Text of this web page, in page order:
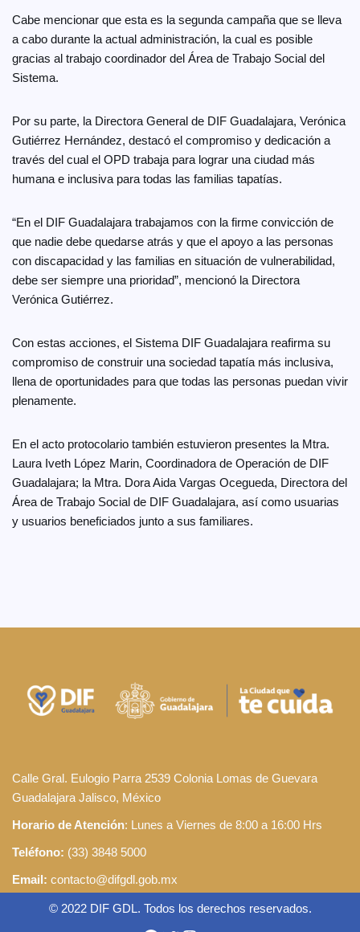
Cabe mencionar que esta es la segunda campaña que se lleva
a cabo durante la actual administración, la cual es posible
gracias al trabajo coordinador del Área de Trabajo Social del
Sistema.
Por su parte, la Directora General de DIF Guadalajara, Verónica
Gutiérrez Hernández, destacó el compromiso y dedicación a
través del cual el OPD trabaja para lograr una ciudad más
humana e inclusiva para todas las familias tapatías.
“En el DIF Guadalajara trabajamos con la firme convicción de
que nadie debe quedarse atrás y que el apoyo a las personas
con discapacidad y las familias en situación de vulnerabilidad,
debe ser siempre una prioridad”, mencionó la Directora
Verónica Gutiérrez.
Con estas acciones, el Sistema DIF Guadalajara reafirma su
compromiso de construir una sociedad tapatía más inclusiva,
llena de oportunidades para que todas las personas puedan vivir
plenamente.
En el acto protocolario también estuvieron presentes la Mtra.
Laura Iveth López Marin, Coordinadora de Operación de DIF
Guadalajara; la Mtra. Dora Aida Vargas Ocegueda, Directora del
Área de Trabajo Social de DIF Guadalajara, así como usuarias
y usuarios beneficiados junto a sus familiares.
Calle Gral. Eulogio Parra 2539 Colonia Lomas de Guevara
Guadalajara Jalisco, México
Horario de Atención: Lunes a Viernes de 8:00 a 16:00 Hrs
Teléfono: (33) 3848 5000
Email: contacto@difgdl.gob.mx
© 2022 DIF GDL. Todos los derechos reservados.